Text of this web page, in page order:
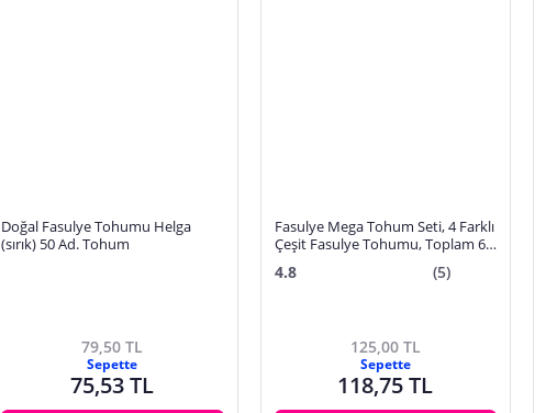
Doğal Fasulye Tohumu Helga
(sırık) 50 Ad. Tohum
79,50 TL
Sepette
75,53 TL
Fasulye Mega Tohum Seti, 4 Farklı
Çeşit Fasulye Tohumu, Toplam 60
4.8 (5)
125,00 TL
Sepette
118,75 TL